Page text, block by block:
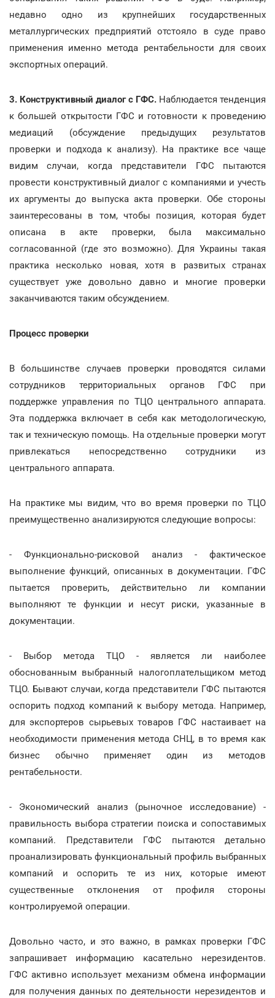
недавно одно из крупнейших государственных
металлургических предприятий отстояло в суде право
применения именно метода рентабельности для своих
экспортных операций.
3. Конструктивный диалог с ГФС. Наблюдается тенденция
к большей открытости ГФС и готовности к проведению
медиаций (обсуждение предыдущих результатов
проверки и подхода к анализу). На практике все чаще
видим случаи, когда представители ГФС пытаются
провести конструктивный диалог с компаниями и учесть
их аргументы до выпуска акта проверки. Обе стороны
заинтересованы в том, чтобы позиция, которая будет
описана в акте проверки, была максимально
согласованной (где это возможно). Для Украины такая
практика несколько новая, хотя в развитых странах
существует уже довольно давно и многие проверки
заканчиваются таким обсуждением.
Процесс проверки
В большинстве случаев проверки проводятся силами
сотрудников территориальных органов ГФС при
поддержке управления по ТЦО центрального аппарата.
Эта поддержка включает в себя как методологическую,
так и техническую помощь. На отдельные проверки могут
привлекаться непосредственно сотрудники из
центрального аппарата.
На практике мы видим, что во время проверки по ТЦО
преимущественно анализируются следующие вопросы:
- Функционально-рисковой анализ - фактическое
выполнение функций, описанных в документации. ГФС
пытается проверить, действительно ли компании
выполняют те функции и несут риски, указанные в
документации.
- Выбор метода ТЦО - является ли наиболее
обоснованным выбранный налогоплательщиком метод
ТЦО. Бывают случаи, когда представители ГФС пытаются
оспорить подход компаний к выбору метода. Например,
для экспортеров сырьевых товаров ГФС настаивает на
необходимости применения метода СНЦ, в то время как
бизнес обычно применяет один из методов
рентабельности.
- Экономический анализ (рыночное исследование) -
правильность выбора стратегии поиска и сопоставимых
компаний. Представители ГФС пытаются детально
проанализировать функциональный профиль выбранных
компаний и оспорить те из них, которые имеют
существенные отклонения от профиля стороны
контролируемой операции.
Довольно часто, и это важно, в рамках проверки ГФС
запрашивает информацию касательно нерезидентов.
ГФС активно использует механизм обмена информации
для получения данных по деятельности нерезидентов и